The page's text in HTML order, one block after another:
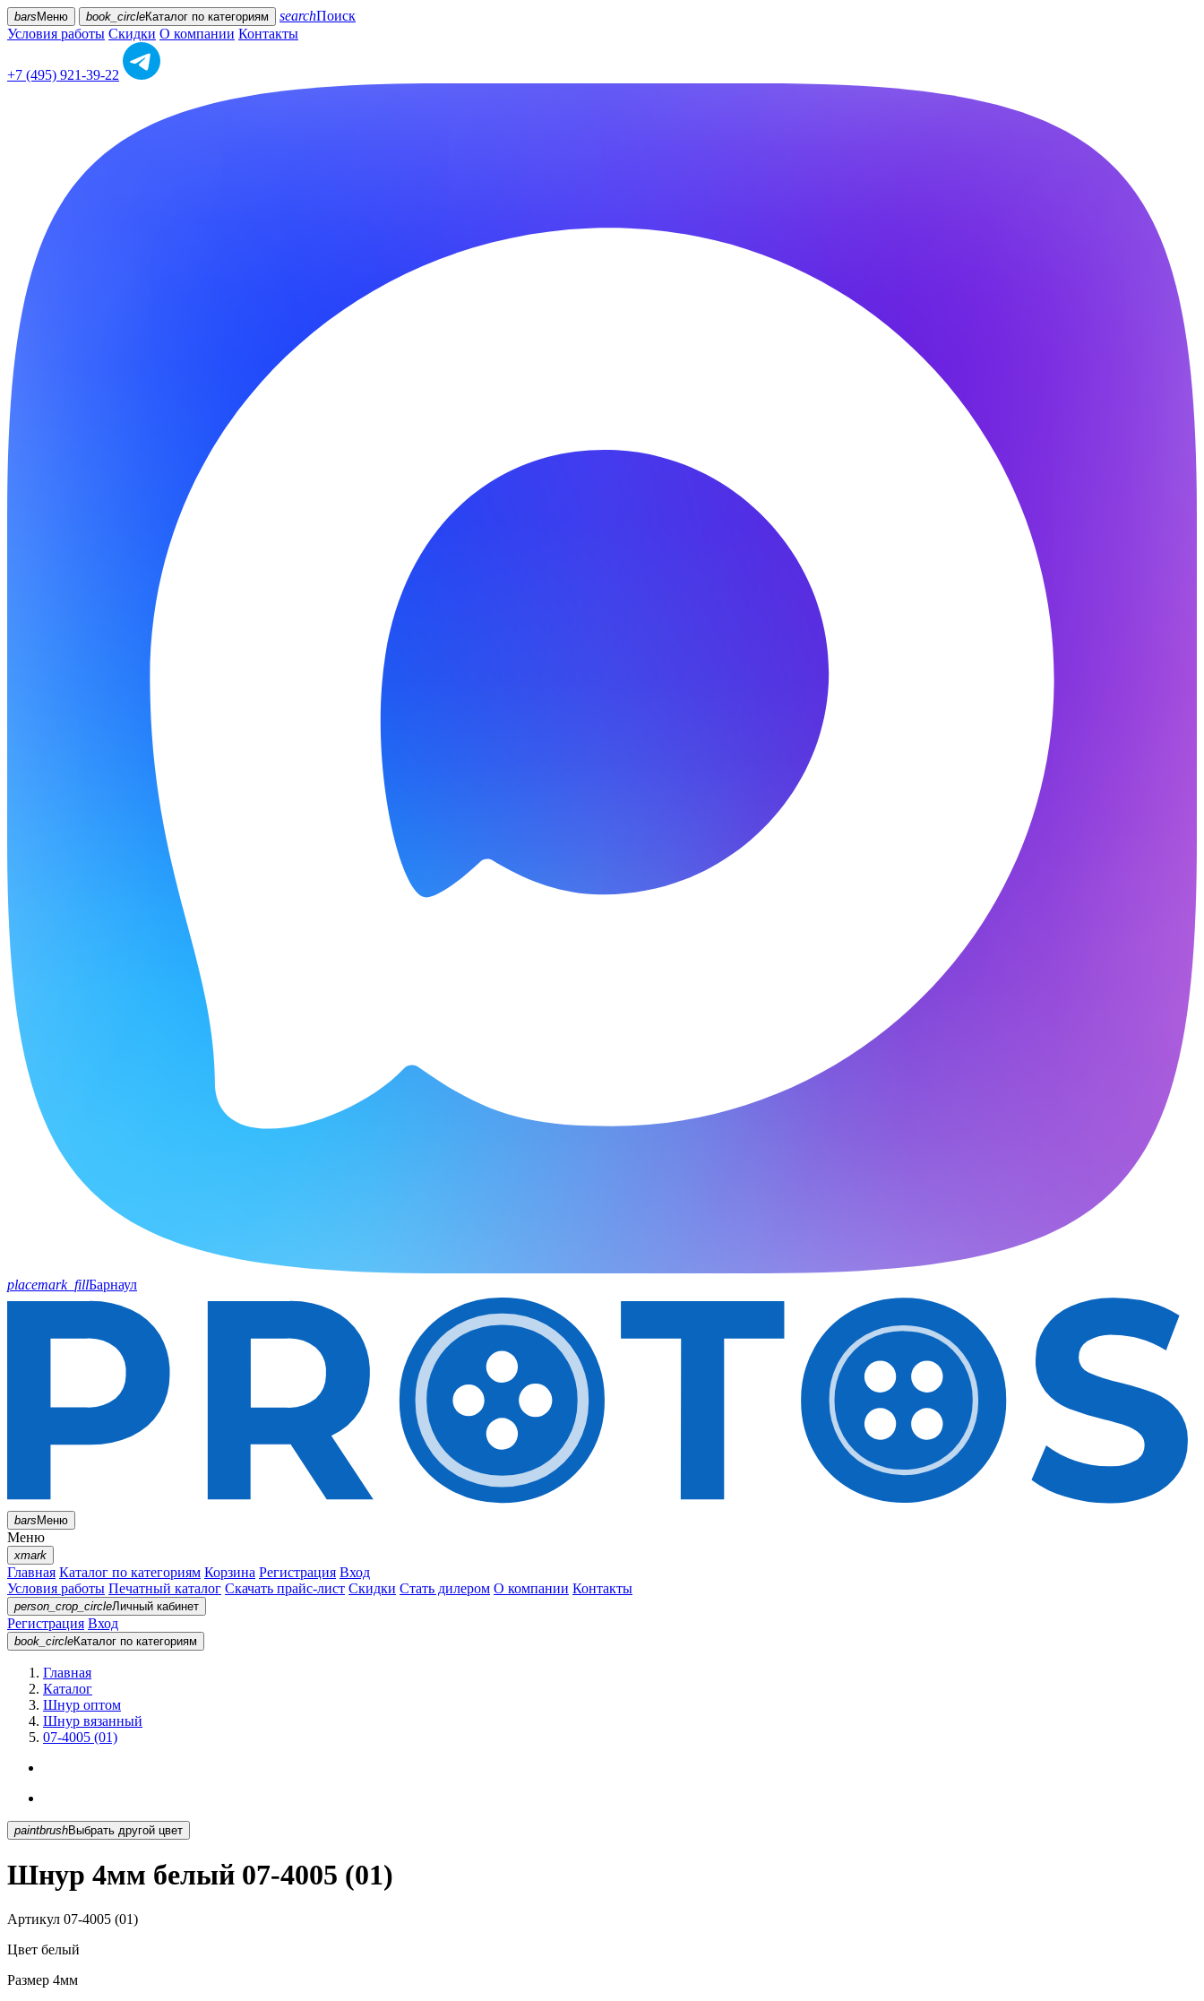
bars Меню book_circleКаталог по категориям searchПоиск
Условия работы Скидки О компании Контакты
+7 (495) 921-39-22
placemark_fillБарнаул
barsМеню
Меню
xmark
Главная Каталог по категориям Корзина Регистрация Вход
Условия работы Печатный каталог Скачать прайс-лист Скидки Стать дилером О компании Контакты
person_crop_circleЛичный кабинет
Регистрация Вход
book_circleКаталог по категориям
Главная
Каталог
Шнур оптом
Шнур вязанный
07-4005 (01)
paintbrush Выбрать другой цвет
Шнур 4мм белый 07-4005 (01)
Артикул 07-4005 (01)
Цвет белый
Размер 4мм